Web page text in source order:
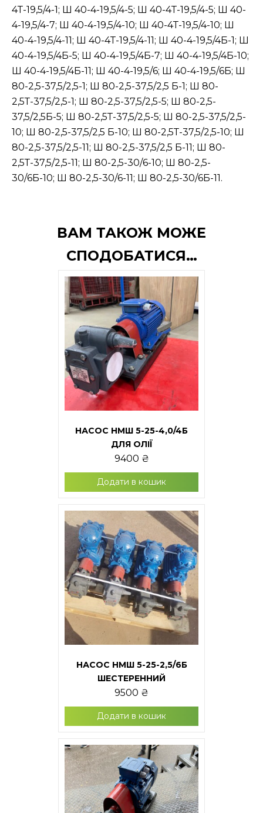
4Т-19,5/4-1; Ш 40-4-19,5/4-5; Ш 40-4Т-19,5/4-5; Ш 40-
4-19,5/4-7; Ш 40-4-19,5/4-10; Ш 40-4Т-19,5/4-10; Ш
40-4-19,5/4-11; Ш 40-4Т-19,5/4-11; Ш 40-4-19,5/4Б-1; Ш
40-4-19,5/4Б-5; Ш 40-4-19,5/4Б-7; Ш 40-4-19,5/4Б-10;
Ш 40-4-19,5/4Б-11; Ш 40-4-19,5/6; Ш 40-4-19,5/6Б; Ш
80-2,5-37,5/2,5-1; Ш 80-2,5-37,5/2,5 Б-1; Ш 80-
2,5Т-37,5/2,5-1; Ш 80-2,5-37,5/2,5-5; Ш 80-2,5-
37,5/2,5Б-5; Ш 80-2,5Т-37,5/2,5-5; Ш 80-2,5-37,5/2,5-
10; Ш 80-2,5-37,5/2,5 Б-10; Ш 80-2,5Т-37,5/2,5-10; Ш
80-2,5-37,5/2,5-11; Ш 80-2,5-37,5/2,5 Б-11; Ш 80-
2,5Т-37,5/2,5-11; Ш 80-2,5-30/6-10; Ш 80-2,5-
30/6Б-10; Ш 80-2,5-30/6-11; Ш 80-2,5-30/6Б-11.
ВАМ ТАКОЖ МОЖЕ
СПОДОБАТИСЯ…
НАСОС НМШ 5-25-4,0/4Б
ДЛЯ ОЛІЇ
9400 ₴
Додати в кошик
НАСОС НМШ 5-25-2,5/6Б
ШЕСТЕРЕННИЙ
9500 ₴
Додати в кошик